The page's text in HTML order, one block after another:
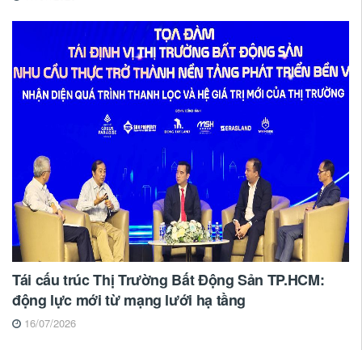
Tái cấu trúc Thị Trường Bất Động Sản TP.HCM:
động lực mới từ mạng lưới hạ tầng
16/07/2026